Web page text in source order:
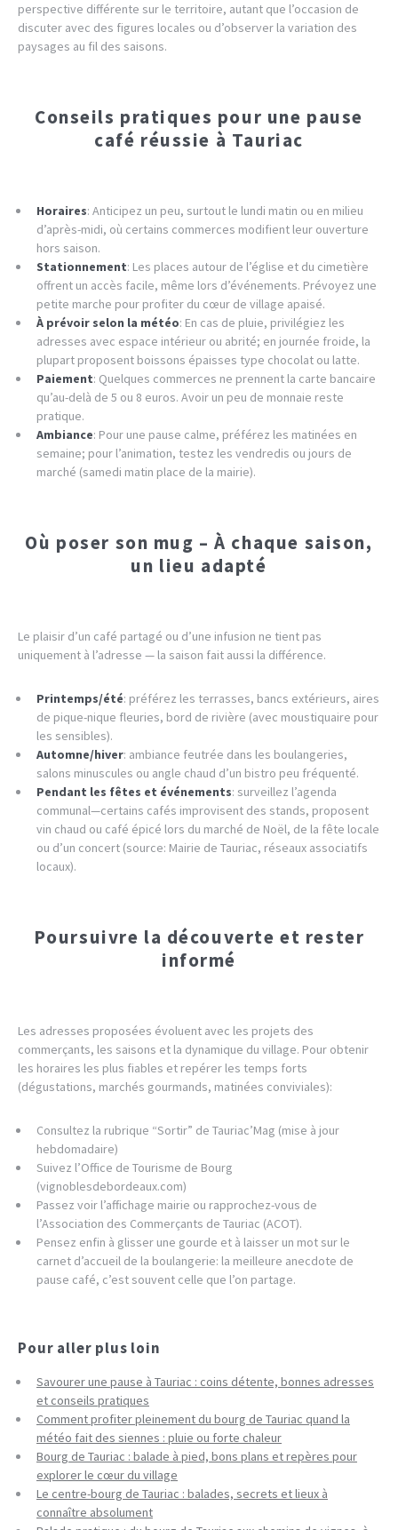
perspective différente sur le territoire, autant que l’occasion de
discuter avec des figures locales ou d’observer la variation des
paysages au fil des saisons.
Conseils pratiques pour une pause
café réussie à Tauriac
Horaires: Anticipez un peu, surtout le lundi matin ou en milieu
d’après-midi, où certains commerces modifient leur ouverture
hors saison.
Stationnement: Les places autour de l’église et du cimetière
offrent un accès facile, même lors d’événements. Prévoyez une
petite marche pour profiter du cœur de village apaisé.
À prévoir selon la météo: En cas de pluie, privilégiez les
adresses avec espace intérieur ou abrité; en journée froide, la
plupart proposent boissons épaisses type chocolat ou latte.
Paiement: Quelques commerces ne prennent la carte bancaire
qu’au-delà de 5 ou 8 euros. Avoir un peu de monnaie reste
pratique.
Ambiance: Pour une pause calme, préférez les matinées en
semaine; pour l’animation, testez les vendredis ou jours de
marché (samedi matin place de la mairie).
Où poser son mug – À chaque saison,
un lieu adapté
Le plaisir d’un café partagé ou d’une infusion ne tient pas
uniquement à l’adresse — la saison fait aussi la différence.
Printemps/été: préférez les terrasses, bancs extérieurs, aires
de pique-nique fleuries, bord de rivière (avec moustiquaire pour
les sensibles).
Automne/hiver: ambiance feutrée dans les boulangeries,
salons minuscules ou angle chaud d’un bistro peu fréquenté.
Pendant les fêtes et événements: surveillez l’agenda
communal—certains cafés improvisent des stands, proposent
vin chaud ou café épicé lors du marché de Noël, de la fête locale
ou d’un concert (source: Mairie de Tauriac, réseaux associatifs
locaux).
Poursuivre la découverte et rester
informé
Les adresses proposées évoluent avec les projets des
commerçants, les saisons et la dynamique du village. Pour obtenir
les horaires les plus fiables et repérer les temps forts
(dégustations, marchés gourmands, matinées conviviales):
Consultez la rubrique “Sortir” de Tauriac’Mag (mise à jour
hebdomadaire)
Suivez l’Office de Tourisme de Bourg
(vignoblesdebordeaux.com)
Passez voir l’affichage mairie ou rapprochez-vous de
l’Association des Commerçants de Tauriac (ACOT).
Pensez enfin à glisser une gourde et à laisser un mot sur le
carnet d’accueil de la boulangerie: la meilleure anecdote de
pause café, c’est souvent celle que l’on partage.
Pour aller plus loin
Savourer une pause à Tauriac : coins détente, bonnes adresses
et conseils pratiques
Comment profiter pleinement du bourg de Tauriac quand la
météo fait des siennes : pluie ou forte chaleur
Bourg de Tauriac : balade à pied, bons plans et repères pour
explorer le cœur du village
Le centre-bourg de Tauriac : balades, secrets et lieux à
connaître absolument